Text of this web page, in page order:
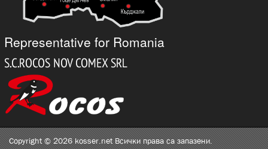
Representative for Romania
Copyright © 2026 kosser.net Всички права са запазени.